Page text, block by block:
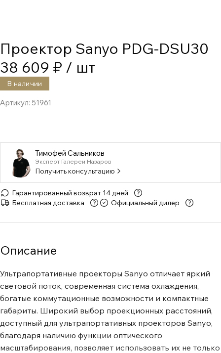
Проектор Sanyo PDG-DSU30
38 609 ₽ / шт
В наличии
Артикул: 51961
Тимофей Сальников
Эксперт Галереи Назаров
Получить консультацию
Гарантированный возврат 14 дней
Бесплатная доставка
Официальный дилер
Описание
Ультрапортативные проекторы Sanyo отличает яркий
световой поток, современная система охлаждения,
богатые коммутационные возможности и компактные
габариты. Широкий выбор проекционных расстояний,
доступный для ультрапортативных проекторов Sanyo,
благодаря наличию функции оптического
масштабирования, позволяет использовать их не только